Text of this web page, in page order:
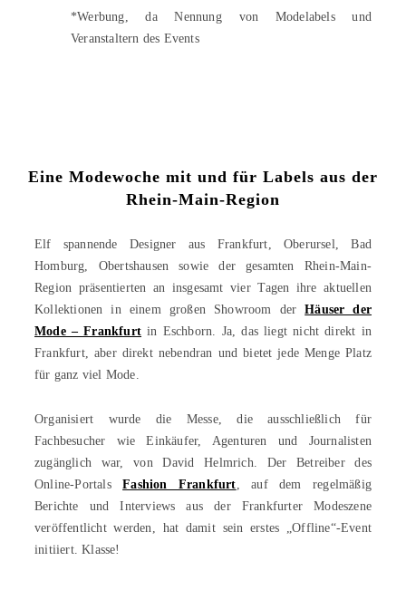
*Werbung, da Nennung von Modelabels und
Veranstaltern des Events
Eine Modewoche mit und für Labels aus der
Rhein-Main-Region
Elf spannende Designer aus Frankfurt, Oberursel, Bad
Homburg, Obertshausen sowie der gesamten Rhein-Main-
Region präsentierten an insgesamt vier Tagen ihre aktuellen
Kollektionen in einem großen Showroom derHäuser der
Mode – Frankfurt in Eschborn. Ja, das liegt nicht direkt in
Frankfurt, aber direkt nebendran und bietet jede Menge Platz
für ganz viel Mode.
Organisiert wurde die Messe, die ausschließlich für
Fachbesucher wie Einkäufer, Agenturen und Journalisten
zugänglich war, von David Helmrich. Der Betreiber des
Online-PortalsFashion Frankfurt, auf dem regelmäßig
Berichte und Interviews aus der Frankfurter Modeszene
veröffentlicht werden, hat damit sein erstes „Offline“-Event
initiiert. Klasse!